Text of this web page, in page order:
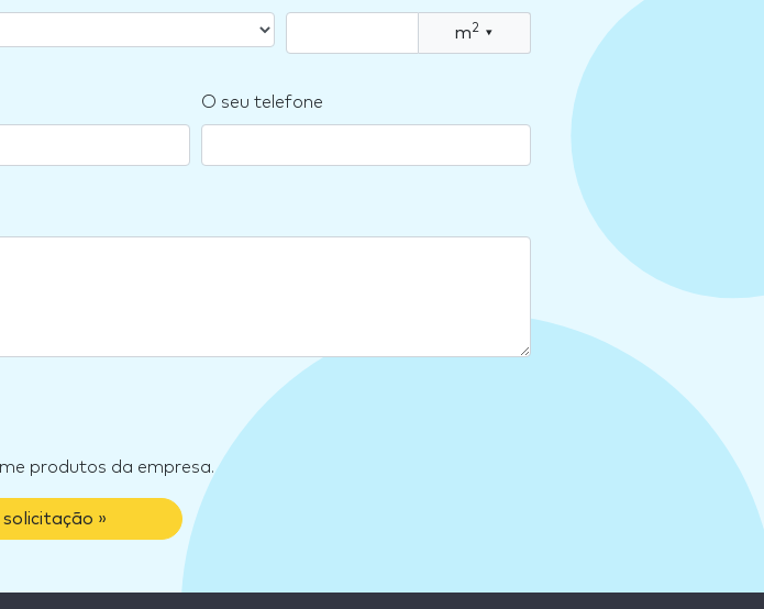
m2 ▾
O seu telefone
produtos da empresa.
solicitação »